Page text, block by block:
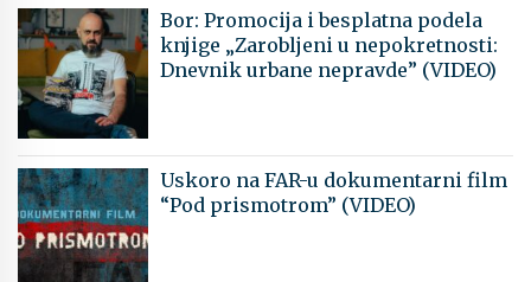
Bor: Promocija i besplatna podela
knjige „Zarobljeni u nepokretnosti:
Dnevnik urbane nepravde” (VIDEO)
Uskoro na FAR-u dokumentarni film
“Pod prismotrom” (VIDEO)